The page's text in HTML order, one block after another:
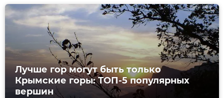
Лучше гор могут быть только
Крымские горы: ТОП-5 популярных
вершин